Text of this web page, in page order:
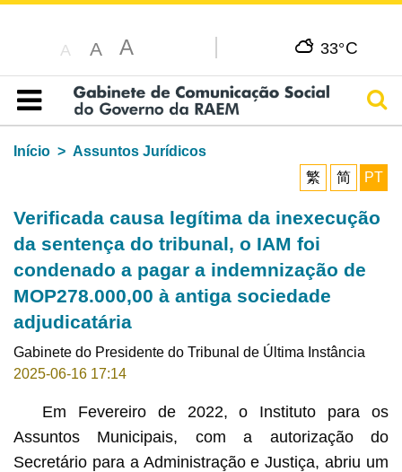
A A A 33°C
Índice
Início
Assuntos Jurídicos
繁
简 PT
Verificada causa legítima da inexecução
da sentença do tribunal, o IAM foi
condenado a pagar a indemnização de
MOP278.000,00 à antiga sociedade
adjudicatária
Gabinete do Presidente do Tribunal de Última Instância
2025-06-16 17:14
Em Fevereiro de 2022, o Instituto para os
Assuntos Municipais, com a autorização do
Secretário para a Administração e Justiça, abriu um